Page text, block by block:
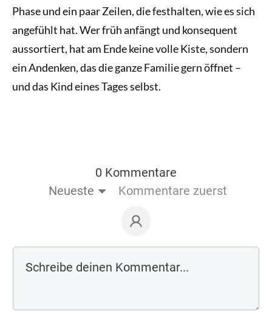
Phase und ein paar Zeilen, die festhalten, wie es sich
angefühlt hat. Wer früh anfängt und konsequent
aussortiert, hat am Ende keine volle Kiste, sondern
ein Andenken, das die ganze Familie gern öffnet –
und das Kind eines Tages selbst.
0 Kommentare
Neueste
Kommentare zuerst